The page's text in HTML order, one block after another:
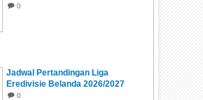
0
Jadwal Pertandingan Liga
Eredivisie Belanda 2026/2027
0